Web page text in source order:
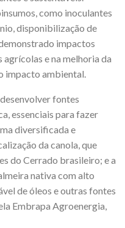
como inoculantes
disponibilização de
impactos
e na melhoria da
impacto ambiental.
fontes
essenciais para fazer
diversificada e
da canola, que
do Cerrado brasileiro; e a
nativa com alto
de óleos e outras fontes
Embrapa Agroenergia,